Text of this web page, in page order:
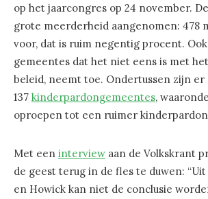
op het jaarcongres op 24 november.
grote meerderheid aangenomen: 478
voor, dat is ruim negentig procent.
gemeentes dat het niet eens is met
beleid, neemt toe. Ondertussen zijn er
137 kinderpardongemeentes,
oproepen tot een ruimer
Met een interview aan de Volkskrant
de geest terug in de fles te duwen:
en Howick kan niet de conclusie